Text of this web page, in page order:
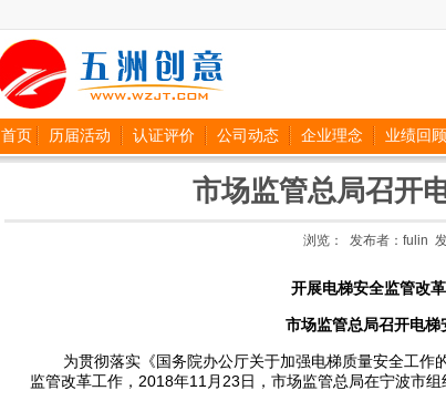
首页 历届活动 认证评价 公司动态 企业理念 业绩回顾
市场监管总局召开
浏览： 发布者：fulin
开展电梯安全监管改
市场监管总局召开电
为贯彻落实《国务院办公厅关于加强电梯质量安全工
监管改革工作，2018年11月23日，市场监管总局在宁波市组